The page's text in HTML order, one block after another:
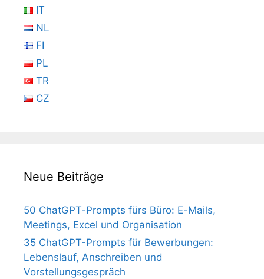
IT
NL
FI
PL
TR
CZ
Neue Beiträge
50 ChatGPT-Prompts fürs Büro: E-Mails,
Meetings, Excel und Organisation
35 ChatGPT-Prompts für Bewerbungen:
Lebenslauf, Anschreiben und
Vorstellungsgespräch